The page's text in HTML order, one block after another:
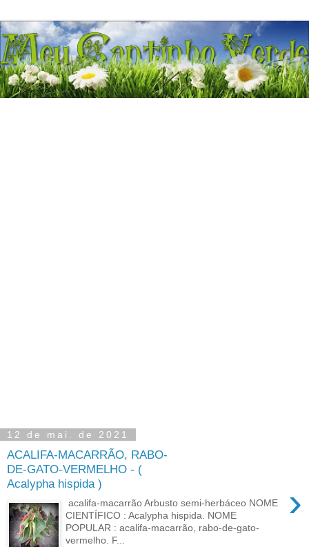
12 de mai. de 2021
ACALIFA-MACARRÃO, RABO-
DE-GATO-VERMELHO - (
Acalypha hispida )
›
acalifa-macarrão Arbusto semi-herbáceo NOME
CIENTÍFICO : Acalypha hispida. NOME
POPULAR : acalifa-macarrão, rabo-de-gato-
vermelho. F...